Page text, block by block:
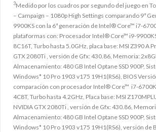
3Medido por los cuadros por segundo del juego en
– Campaign – 1080p High Settings comparando 9ª
9900KS con la 6ª generación de Intel® Core™ i7-
plataformas con: Procesador Intel® Core™ i9-
8C16T, Turbo hasta 5.0GHz, placa base: MSI Z390 A
GTX 2080Ti , versión de Gfx: 430.86, Memoria:
Almacenamiento: 480 GB Intel Optane SSD 900P,
Windows* 10 Pro 1903 v175 19H1(RS6), BIOS
comparación con procesador Intel® Core™ i7-
4C8T, Turbo hasta 4.2GHz, Placa base: MSI
NVIDIA GTX 2080Ti , versión de Gfx: 430.86,
Almacenamiento: 480 GB Intel Optane SSD 900P,
Windows* 10 Pro 1903 v175 19H1(RS6), versión de